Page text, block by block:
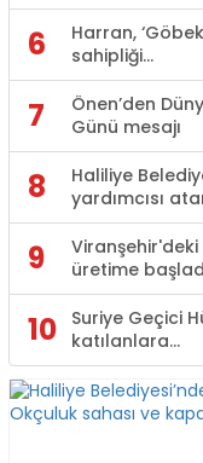
6
Harran,
sahipliği...
7
Önen’den
Günü mesajı
8
Haliliye
yardımcısı
9
üretime
10
Suriye Geçici
katılanlara...